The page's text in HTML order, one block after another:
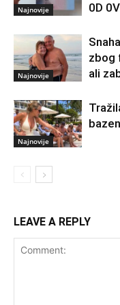
Najnovije
0D
Najnovije
zbog
ali
Najnovije
LEAVE A REPLY